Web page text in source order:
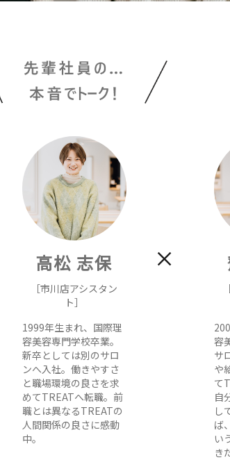
高松 志保
［市川店アシスタン
ト］
1999年生まれ、国際理
容美容専門学校卒業。
新卒としては別のサロ
ンへ入社。働きやすさ
と職場環境の良さを求
めてTREATへ転職。前
職とは異なるTREATの
人間関係の良さに感動
中。
容
サ
や
て
自
し
ば
い
き